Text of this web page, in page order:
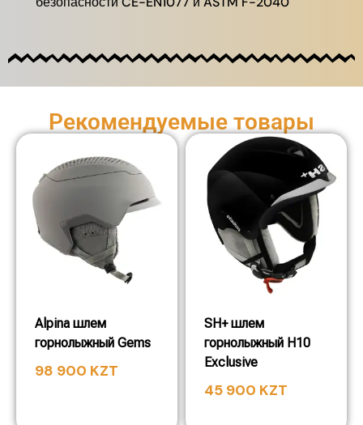
Рекомендуемые товары
Alpina шлем
горнолыжный Gems
98 900 KZT
SH+ шлем
горнолыжный H10
Exclusive
45 900 KZT